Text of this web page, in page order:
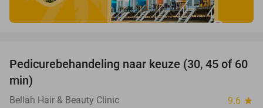
58%
Pedicurebehandeling naar keuze (30, 45 of 60
min)
Bellah Hair & Beauty Clinic 9.6 star